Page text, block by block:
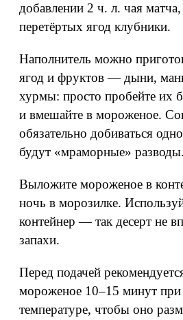
добавлении 2 ч. л. чая
перетёртых ягод клубники.
Наполнитель можно
ягод и фруктов — дыни,
хурмы: просто пробейте их
и вмешайте в мороженое.
обязательно добиваться
будут «мраморные» разводы.
Выложите мороженое в
ночь в морозилке.
контейнер — так десерт не
запахи.
Перед подачей
мороженое 10–15 минут при
температуре, чтобы оно